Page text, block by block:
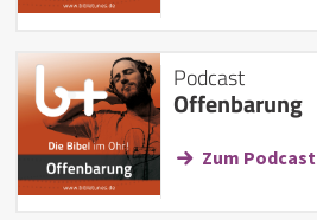
Podcast
Offenbarung
Zum Podcast